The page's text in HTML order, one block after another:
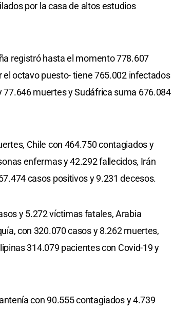
por la casa de altos estudios
registró hasta el momento 778.607
octavo puesto- tiene 765.002 infectados
muertes y Sudáfrica suma 676.084
Chile con 464.750 contagiados y
enfermas y 42.292 fallecidos, Irán
casos positivos y 9.231 decesos.
y 5.272 víctimas fatales, Arabia
con 320.070 casos y 8.262 muertes,
314.079 pacientes con Covid-19 y
con 90.555 contagiados y 4.739